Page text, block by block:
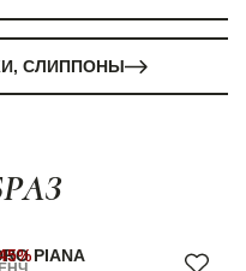
СЛИППОНЫ
PIANA